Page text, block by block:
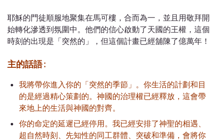
耶穌的門徒順服地聚集在馬可樓，合而為一，並且用敬拜開
始轉化滲透到氛圍中。他們的信心啟動了天國的王權，這個
時刻的出現是「突然的」，但這個計畫已經舖陳了億萬年！
主的話語 :
我將帶你進入你的「突然的季節」。你生活的計劃和目
的是經過精心策劃的。神國的治理權已經釋放，這會帶
來地上的生活與神國的對齊。
你的命定的延遲已經停用。我已經安排了神聖的相遇、
超自然時刻、先知性的同工群體、突破和準備，會將你